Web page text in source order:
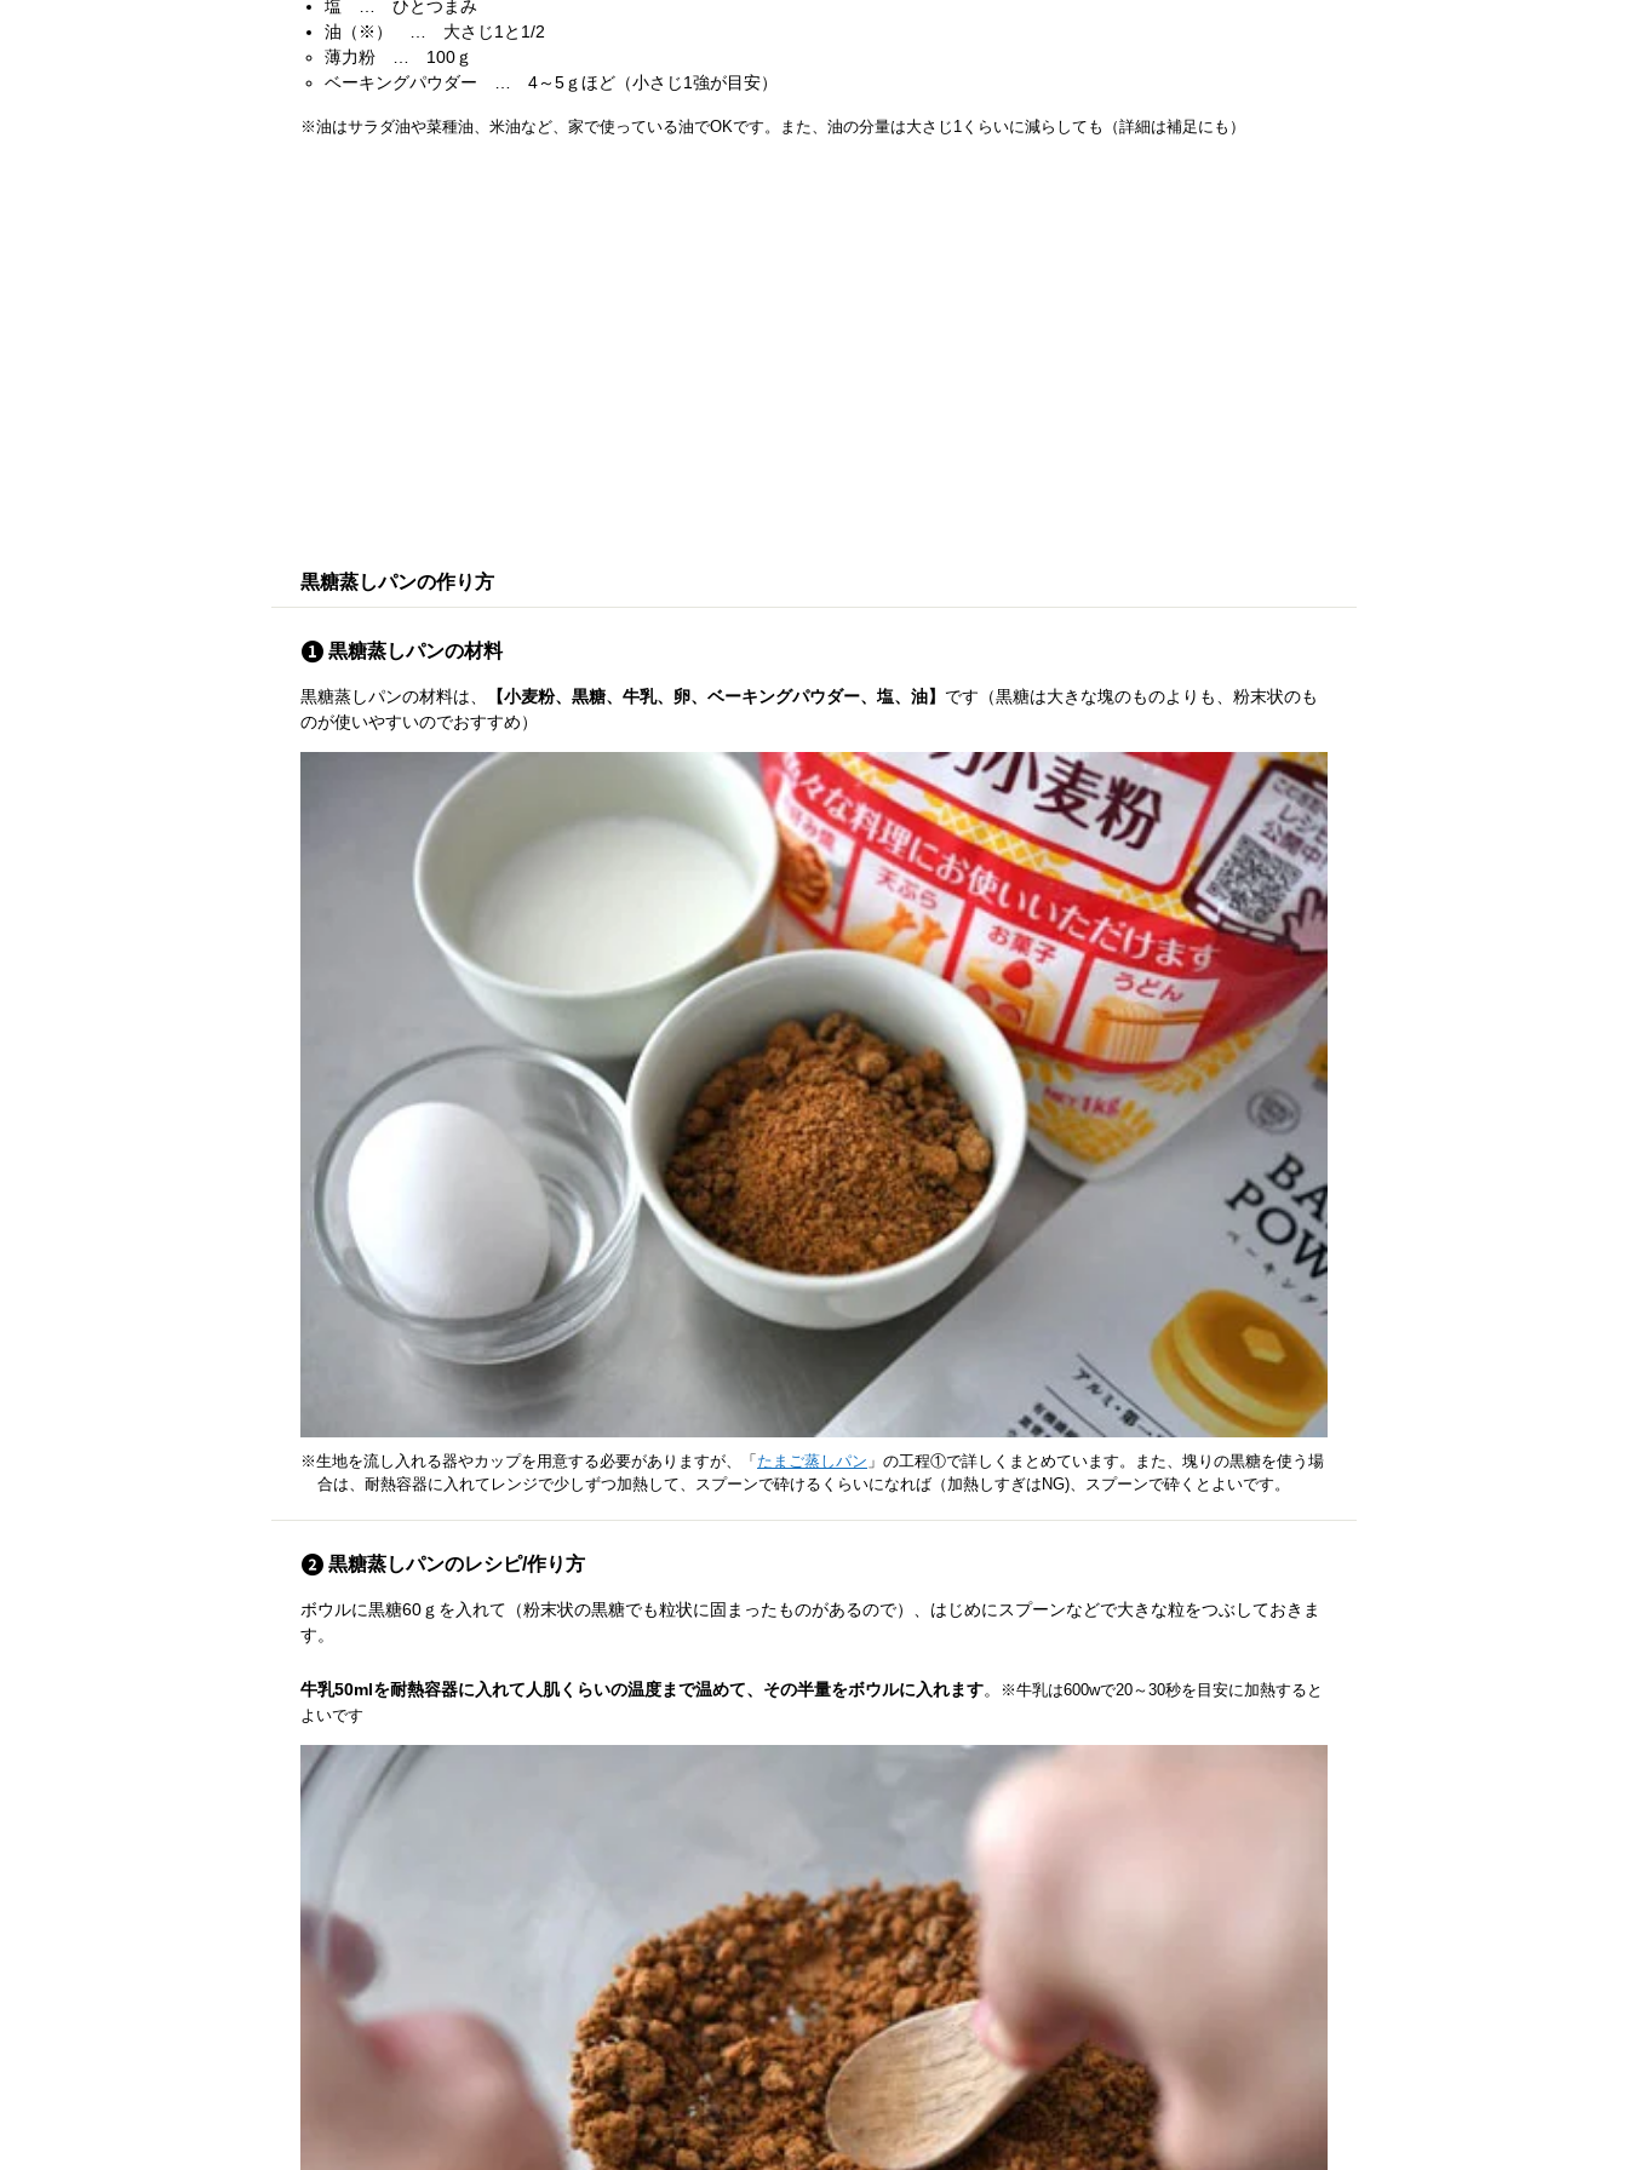
塩 … ひとつまみ
油（※） … 大さじ1と1/2
薄力粉 … 100ｇ
ベーキングパウダー … 4～5ｇほど（小さじ1強が目安）
※油はサラダ油や菜種油、米油など、家で使っている油でOKです。また、油の分量は大さじ1くらいに減らしても（詳細は補足にも）
黒糖蒸しパンの作り方
黒糖蒸しパンの材料
黒糖蒸しパンの材料は、 【小麦粉、黒糖、牛乳、卵、ベーキングパウダー、塩、油】 です（黒糖は大きな塊のものよりも、粉末状のも
のが使いやすいのでおすすめ）
※生地を流し入れる器やカップを用意する必要がありますが、「たまご蒸しパン 」の工程①で詳しくまとめています。また、塊りの黒糖を使う場
合は、耐熱容器に入れてレンジで少しずつ加熱して、スプーンで砕けるくらいになれば（加熱しすぎはNG)、スプーンで砕くとよいです。
黒糖蒸しパンのレシピ/作り方
ボウルに黒糖60ｇを入れて（粉末状の黒糖でも粒状に固まったものがあるので）、はじめにスプーンなどで大きな粒をつぶしておきま
す。
牛乳50mlを耐熱容器に入れて人肌くらいの温度まで温めて、その半量をボウルに入れます。
※牛乳は600wで20～30秒を目安に加熱すると
よいです